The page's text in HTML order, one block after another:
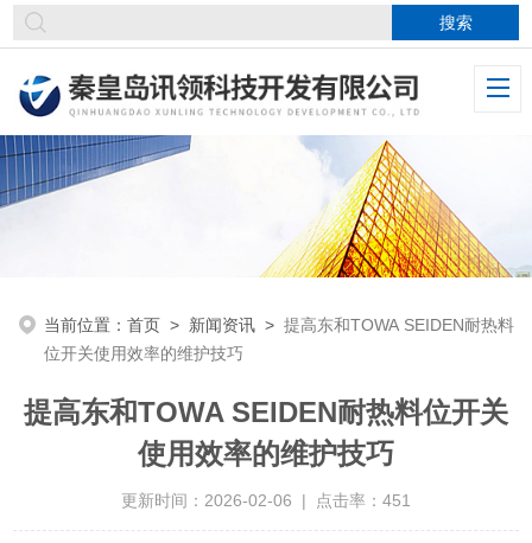
当前位置：首页 > 新闻资讯 >提高东和TOWA SEIDEN耐热料
位开关使用效率的维护技巧
提高东和TOWA SEIDEN耐热料位开关
使用效率的维护技巧
更新时间：2026-02-06 | 点击率：451